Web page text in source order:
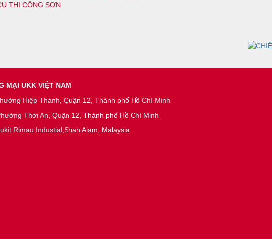
THI CÔNG SƠN
MẠI UKK VIỆT NAM
Hiệp Thành, Quận 12, Thành phố Hồ Chí Minh
Thới An, Quận 12, Thành phố Hồ Chí Minh
Rimau Industial,Shah Alam, Malaysia